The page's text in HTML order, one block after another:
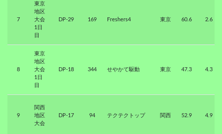
7
東京
地区
大会
1日
目
DP-29 169 Freshers4 東京 60.6 2.6
8
東京
地区
大会
1日
目
DP-18 344 せやかて駆動 東京 47.3 4.3
9
関西
地区
大会
DP-17 94 テクテクトップ 関西 52.9 4.9